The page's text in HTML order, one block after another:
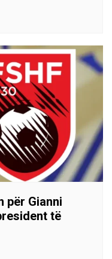
për Gianni
të